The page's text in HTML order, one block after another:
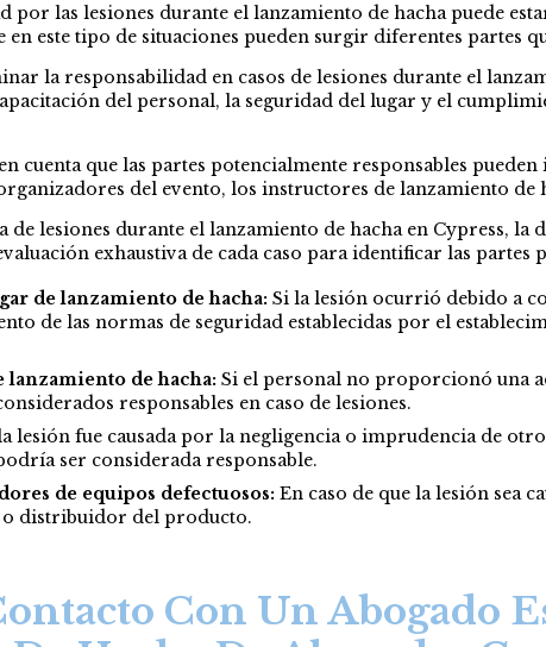
por las lesiones durante el lanzamiento de hacha puede
este tipo de situaciones pueden surgir diferentes partes
la responsabilidad en casos de lesiones durante el
del personal, la seguridad del lugar y el
cuenta que las partes potencialmente responsables
del evento, los instructores de lanzamiento
de lesiones durante el lanzamiento de hacha en Cypress,
exhaustiva de cada caso para identificar las partes
de lanzamiento de hacha: Si la lesión ocurrió debido a
de las normas de seguridad establecidas por el
lanzamiento de hacha: Si el personal no proporcionó una
responsables en caso de lesiones.
lesión fue causada por la negligencia o imprudencia de
ser considerada responsable.
de equipos defectuosos: En caso de que la lesión sea
distribuidor del producto.
Con Un Abogado